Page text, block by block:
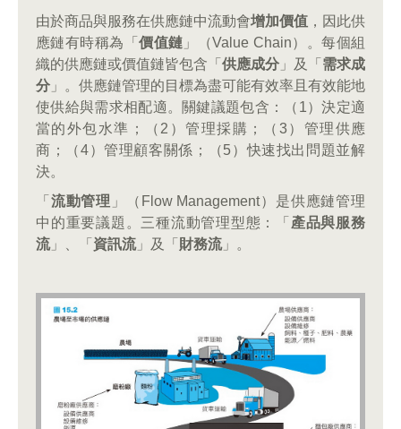
由於商品與服務在供應鏈中流動會增加價值 ，因此供
應鏈有時稱為「價值鏈 」（Value Chain）。每個組
織的供應鏈或價值鏈皆包含「 供應成分 」及「 需求成
分 」。供應鏈管理的目標為盡可能有效率且有效能地
使供給與需求相配適。關鍵議題包含：（1）決定適
當的外包水準；（2）管理採購；（3）管理供應
商；（4）管理顧客關係；（5）快速找出問題並解
決。
「 流動管理 」（Flow Management）是供應鏈管理
中的重要議題。三種流動管理型態：「 產品與服務
流」、「 資訊流」及「 財務流」。